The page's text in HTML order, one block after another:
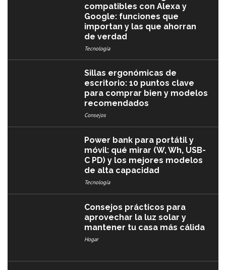
compatibles con Alexa y
Google: funciones que
importan y las que ahorran
de verdad
Tecnología
Sillas ergonómicas de
escritorio: 10 puntos clave
para comprar bien y modelos
recomendados
Consejos
Power bank para portátil y
móvil: qué mirar (W, Wh, USB-
C PD) y los mejores modelos
de alta capacidad
Tecnología
Consejos prácticos para
aprovechar la luz solar y
mantener tu casa más cálida
Hogar